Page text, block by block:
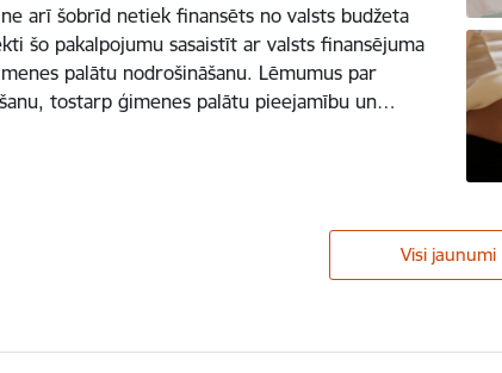
arī šobrīd netiek finansēts no valsts budžeta
šo pakalpojumu sasaistīt ar valsts finansējuma
palātu nodrošināšanu. Lēmumus par
tostarp ģimenes palātu pieejamību un…
Visi jaunumi